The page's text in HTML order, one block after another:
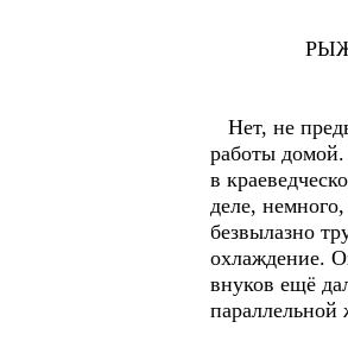
Нет, не
работы
в
деле,
безвылазно
охлаждение.
внуков ещё
параллельной